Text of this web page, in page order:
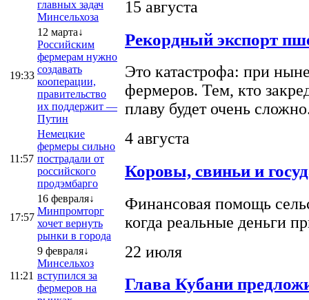
главных задач
Минсельхоза
19:33
12 марта↓
Российским
фермерам нужно
создавать
кооперации,
правительство
их поддержит —
Путин
11:57
Немецкие
фермеры сильно
пострадали от
российского
продэмбарго
17:57
16 февраля↓
Минпромторг
хочет вернуть
рынки в города
11:21
9 февраля↓
Минсельхоз
вступился за
фермеров на
15 августа
Рекордный экспорт
Это катастрофа: при
фермеров. Тем, кто
плаву будет очень
4 августа
Коровы, свиньи и
Финансовая помощь
когда реальные деньги
22 июля
Глава Кубани